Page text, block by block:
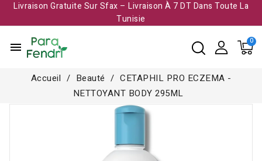
Livraison Gratuite Sur Sfax – Livraison À 7 DT Dans Toute La
Tunisie​
menu
Accueil Beauté
CETAPHIL PRO ECZEMA -
NETTOYANT BODY 295ML